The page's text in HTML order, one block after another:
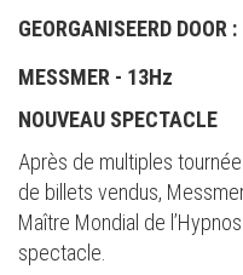
GEORGANISEERD DOOR :
MESSMER - 13Hz
NOUVEAU SPECTACLE
Après de multiples
de billets vendus,
Maître Mondial de
spectacle.